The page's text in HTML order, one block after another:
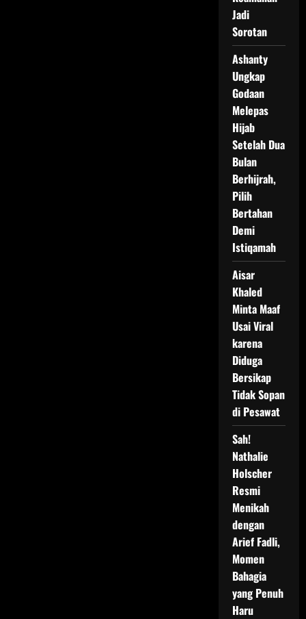
Jadi
Sorotan
Ashanty
Ungkap
Godaan
Melepas
Hijab
Setelah Dua
Bulan
Berhijrah,
Pilih
Bertahan
Demi
Istiqamah
Aisar
Khaled
Minta Maaf
Usai Viral
karena
Diduga
Bersikap
Tidak Sopan
di Pesawat
Sah!
Nathalie
Holscher
Resmi
Menikah
dengan
Arief Fadli,
Momen
Bahagia
yang Penuh
Haru